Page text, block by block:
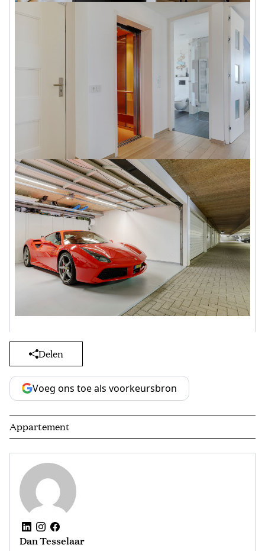
Delen
Voeg ons toe als voorkeursbron
Appartement
Dan Tesselaar